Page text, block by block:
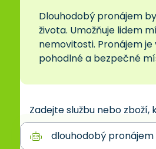
Dlouhodobý pronájem
života. Umožňuje lidem
nemovitosti. Pronájem
pohodlné a bezpečné
Zadejte službu nebo